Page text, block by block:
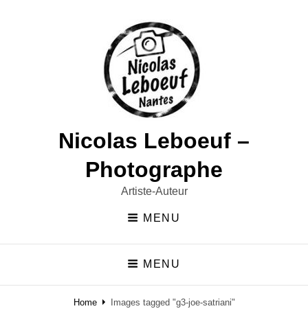
Nicolas Leboeuf –
Photographe
Artiste-Auteur
MENU
MENU
Home Images tagged "g3-joe-satriani"